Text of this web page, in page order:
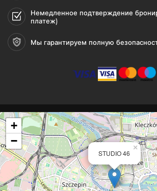
Немедленное подтверждение
платеж)
Мы гарантируем полную
STUDIO 46
×
+
−